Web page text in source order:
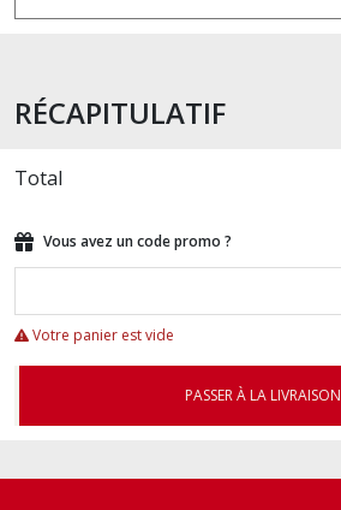
RÉCAPITULATIF
Total
Vous avez un code promo ?
Votre panier est vide
PASSER À LA LIVRAISON